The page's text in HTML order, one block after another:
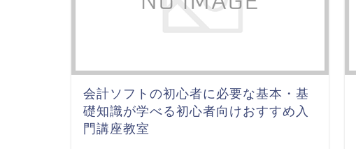
会計ソフトの初心者に必要な基本・基
礎知識が学べる初心者向けおすすめ入
門講座教室